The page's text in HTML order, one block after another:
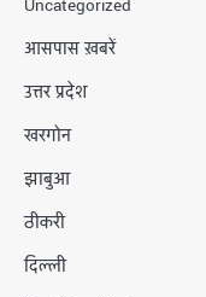
Uncategorized
आसपास ख़बरें
उत्तर प्रदेश
खरगोन
झाबुआ
ठीकरी
दिल्ली